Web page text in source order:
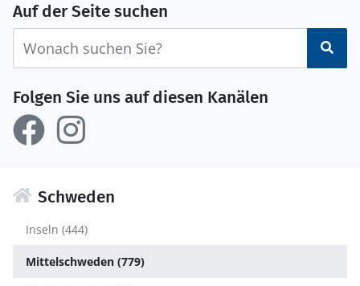
Auf der Seite suchen
Folgen Sie uns auf diesen Kanälen
Schweden
Inseln (444)
Mittelschweden (779)